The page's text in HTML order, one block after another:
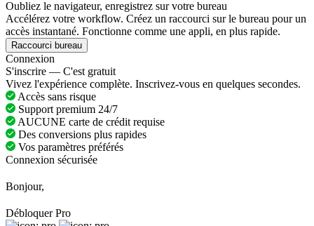
Oubliez le navigateur, enregistrez sur votre bureau
Accélérez votre workflow. Créez un raccourci sur le bureau pour un
accès instantané. Fonctionne comme une appli, en plus rapide.
Raccourci bureau
Connexion
S'inscrire — C'est gratuit
Vivez l'expérience complète. Inscrivez-vous en quelques secondes.
Accès sans risque
Support premium 24/7
AUCUNE carte de crédit requise
Des conversions plus rapides
Vos paramètres préférés
Connexion sécurisée
Bonjour,
Débloquer Pro